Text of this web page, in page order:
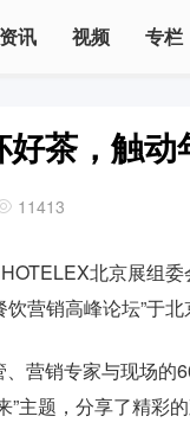
资讯 视频 专栏
茶，触动
11413
北京展组
营销高峰论坛”于
营销专家与现场
主题，分享了精彩的